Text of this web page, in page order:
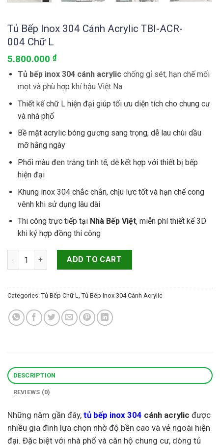
Tủ Bếp Inox 304 Cánh Acrylic TBI-ACR-
004 Chữ L
5.800.000 ₫
Tủ bếp inox 304 cánh acrylicchống gỉ sét, hạn chế mối
mọt và phù hợp khí hậu Việt Na
Thiết kế chữ L hiện đại giúp tối ưu diện tích cho chung cư
và nhà phố
Bề mặt acrylic bóng gương sang trọng, dễ lau chùi dầu
mỡ hằng ngày
Phối màu đen trắng tinh tế, dễ kết hợp với thiết bị bếp
hiện đại
Khung inox 304 chắc chắn, chịu lực tốt và hạn chế cong
vênh khi sử dụng lâu dài
Thi công trực tiếp tại Nhà Bếp Việt, miễn phí thiết kế 3D
khi ký hợp đồng thi công
Tủ Bếp Inox 304 Cánh Acrylic TBI-ACR-004 Chữ L quantity
ADD TO CART
Categories: Tủ Bếp Chữ L Tủ Bếp Inox 304 Cánh Acrylic
DESCRIPTION
REVIEWS (0)
Những năm gần đây, tủ bếp inox 304 cánh acrylic được
nhiều gia đình lựa chọn nhờ độ bền cao và vẻ ngoài hiện
đại. Đặc biệt với nhà phố và căn hộ chung cư, dòng tủ